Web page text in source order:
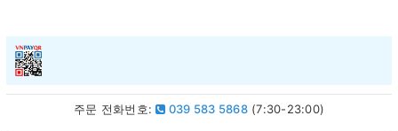
주문 전화번호: 039 583 5868(7:30-23:00)